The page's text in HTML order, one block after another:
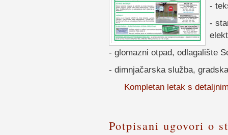
-
-
- glomazni otpad, odlagalište
- dimnjačarska služba,
Kompletan letak s
Potpisani ugovori o